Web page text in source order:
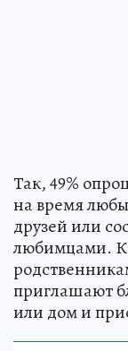
Так, 49%
на время
друзей или
любимцами.
приглашают
или дом и